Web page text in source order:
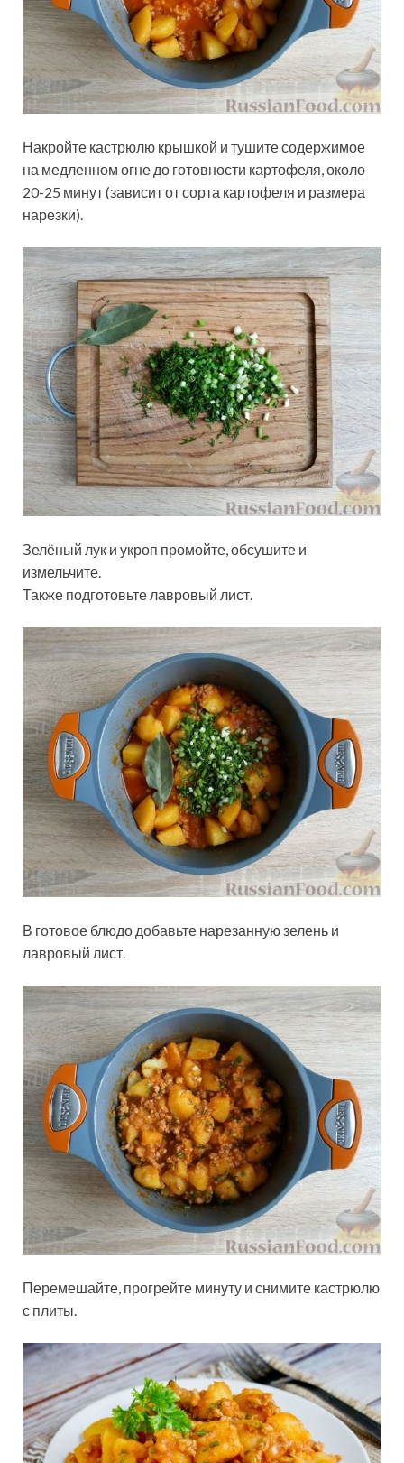
Накройте кастрюлю крышкой и тушите содержимое
на медленном огне до готовности картофеля, около
20-25 минут (зависит от сорта картофеля и размера
нарезки).
Зелёный лук и укроп промойте, обсушите и
измельчите.
Также подготовьте лавровый лист.
В готовое блюдо добавьте нарезанную зелень и
лавровый лист.
Перемешайте, прогрейте минуту и снимите кастрюлю
с плиты.